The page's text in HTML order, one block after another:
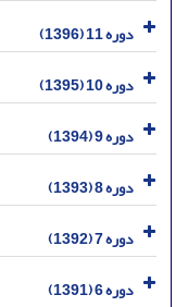
دوره 11 (1396)
دوره 10 (1395)
دوره 9 (1394)
دوره 8 (1393)
دوره 7 (1392)
دوره 6 (1391)